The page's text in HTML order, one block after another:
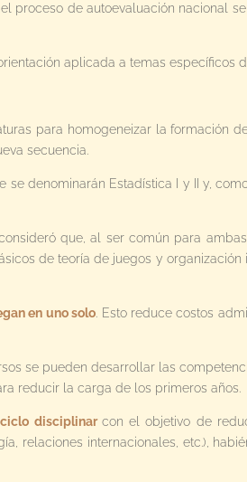
proceso de autoevaluación nacional
aplicada a temas específicos
para homogeneizar la formación
secuencia.
se denominarán Estadística I y II y,
que, al ser común para
de teoría de juegos y
en uno solo. Esto reduce costos
se pueden desarrollar las
reducir la carga de los primeros años.
disciplinar con el objetivo de
relaciones internacionales, etc.),